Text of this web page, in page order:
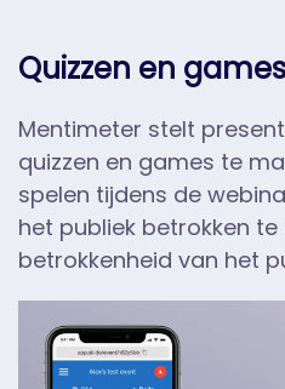
Quizzen en
Mentimeter stelt
quizzen en games te
spelen tijdens de
het publiek betrokken
betrokkenheid van het